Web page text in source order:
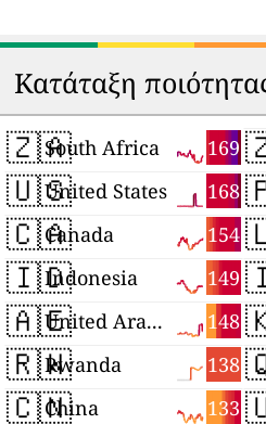
Κατάταξη
🇿🇦 169
South Africa
🇺🇸 168
United States
🇨🇦 154
Canada
🇮🇩 149
Indonesia
🇦🇪 148
United Arab Emirates
🇷🇼 138
Rwanda
🇨🇳 133
China